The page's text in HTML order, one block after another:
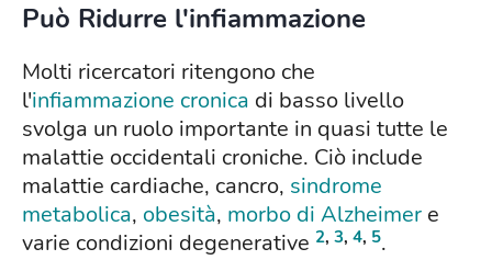
Può Ridurre l'infiammazione
Molti ricercatori ritengono che
l'infiammazione cronica di basso livello
svolga un ruolo importante in quasi tutte le
malattie occidentali croniche. Ciò include
malattie cardiache, cancro, sindrome
metabolica, obesità, morbo di Alzheimer e
varie condizioni degenerative 2, 3, 4, 5.